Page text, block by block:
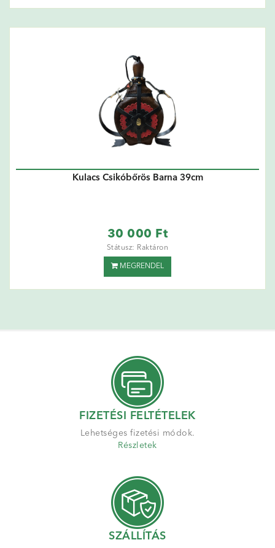
Kulacs Csikóbőrös Barna 39cm
30 000 Ft
Státusz: Raktáron
MEGRENDEL
FIZETÉSI FELTÉTELEK
Lehetséges fizetési módok.
Részletek
SZÁLLÍTÁS